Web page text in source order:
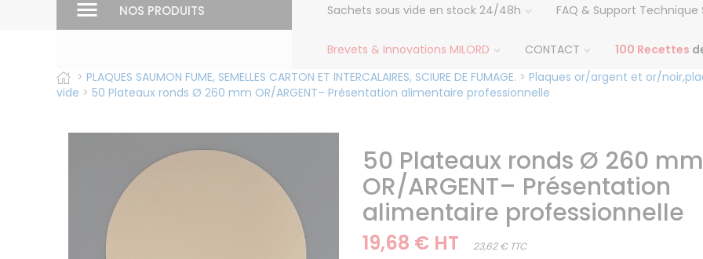
NOS PRODUITS Sachets sous vide en stock 24/48h FAQ & Support Technique
Brevets & Innovations MILORD CONTACT 100 Recettes
> PLAQUES SAUMON FUME, SEMELLES CARTON ET INTERCALAIRES, SCIURE DE FUMAGE. > Plaques or/argent et or/
vide > 50 Plateaux ronds Ø 260 mm OR/ARGENT– Présentation alimentaire professionnelle
50 Plateaux ronds Ø 260 mm
OR/ARGENT– Présentation
alimentaire professionnelle
19,68 € HT 23,62 € TTC